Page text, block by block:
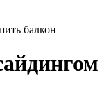
балкон